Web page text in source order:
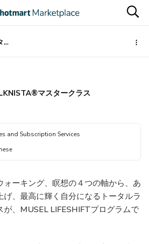
WALKNISTA®マスタークラス
マスタークラス
and Subscription Services
ォーキング、瞑想の４つの軸から、あ
げ、最高に輝く自分になるトータルラ
が、MUSEL LIFESHIFTプログラムで